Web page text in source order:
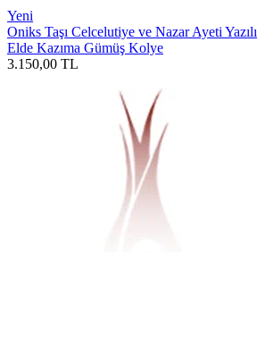
Yeni
Oniks Taşı Celcelutiye ve Nazar Ayeti Yazılı
Elde Kazıma Gümüş Kolye
3.150,00 TL